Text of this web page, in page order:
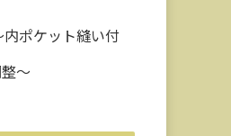
ポケット縫い付
〜